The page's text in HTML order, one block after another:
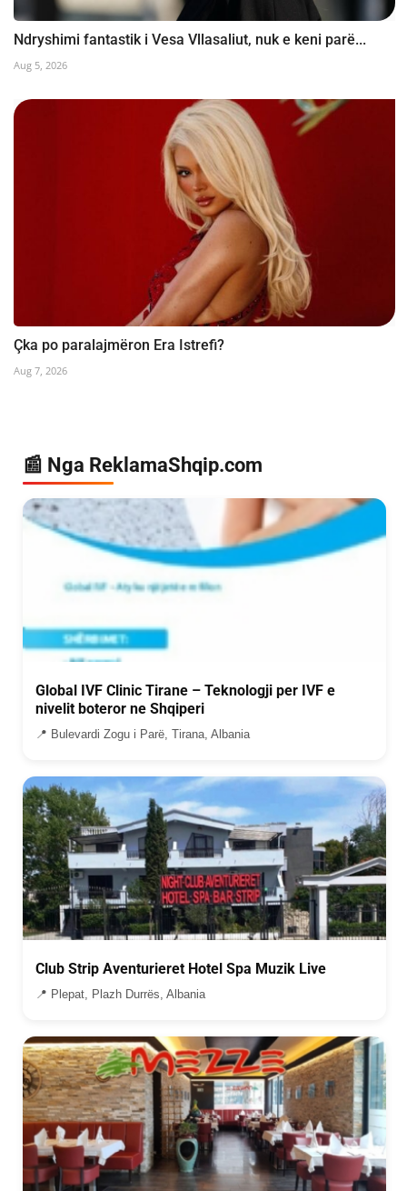
Ndryshimi fantastik i Vesa Vllasaliut, nuk e keni parë...
Aug 5, 2026
Çka po paralajmëron Era Istrefi?
Aug 7, 2026
📰 Nga ReklamaShqip.com
Global IVF Clinic Tirane – Teknologji per IVF e
nivelit boteror ne Shqiperi
📍 Bulevardi Zogu i Parë, Tirana, Albania
Club Strip Aventurieret Hotel Spa Muzik Live
📍 Plepat, Plazh Durrës, Albania